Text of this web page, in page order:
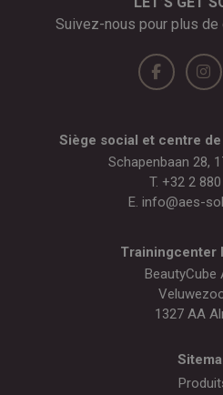
Suivez-nous pour plus
Siège social et centre
Schapenbaan 28,
T. +32 2
E. info@aes-
Trainingcenter
BeautyCube
1327 AA